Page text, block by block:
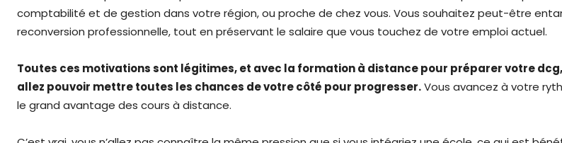
comptabilité et de gestion dans votre région, ou proche de chez vous. Vous souhaitez peut-être
reconversion professionnelle, tout en préservant le salaire que vous touchez de votre emploi actuel.
Toutes ces motivations sont légitimes, et avec la formation à distance pour préparer votre
allez pouvoir mettre toutes les chances de votre côté pour progresser.Vous avancez à votre
le grand avantage des cours à distance.